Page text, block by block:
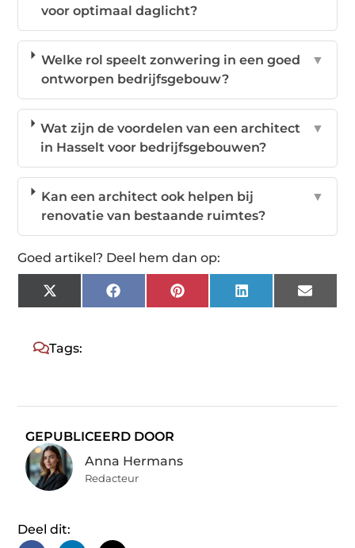
voor optimaal daglicht?
Welke rol speelt zonwering in een goed
ontworpen bedrijfsgebouw?
▼
Wat zijn de voordelen van een architect
in Hasselt voor bedrijfsgebouwen?
▼
Kan een architect ook helpen bij
renovatie van bestaande ruimtes?
▼
Goed artikel? Deel hem dan op:
X
(Twitter)
FacebookPinterestLinkedIn Email
Tags:
GEPUBLICEERD DOOR
Anna Hermans
Redacteur
Deel dit: